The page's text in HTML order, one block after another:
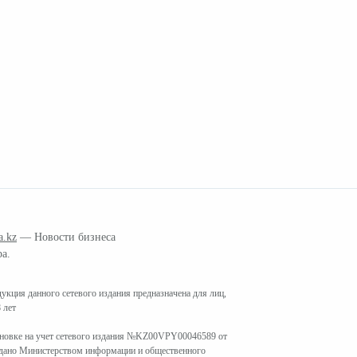
— Новости бизнеса
данного сетевого издания предназначена для лиц,
лет
на учет сетевого издания №KZ00VPY00046589 от
Министерством информации и общественного